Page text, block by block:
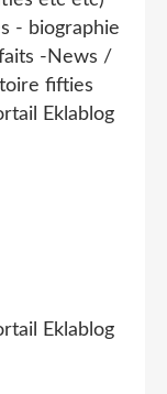
- biographie
-News /
fifties
Eklablog
Eklablog